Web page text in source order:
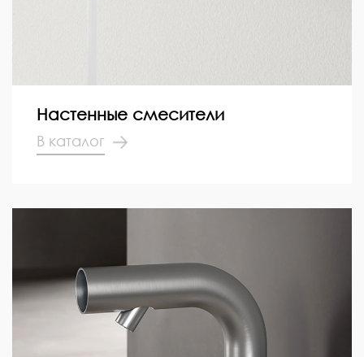
Настенные смесители
В каталог